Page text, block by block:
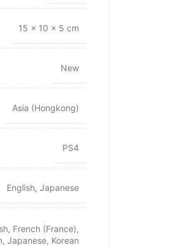
15 × 10 × 5 cm
New
Asia (Hongkong)
PS4
English, Japanese
, French (France),
, Japanese, Korean